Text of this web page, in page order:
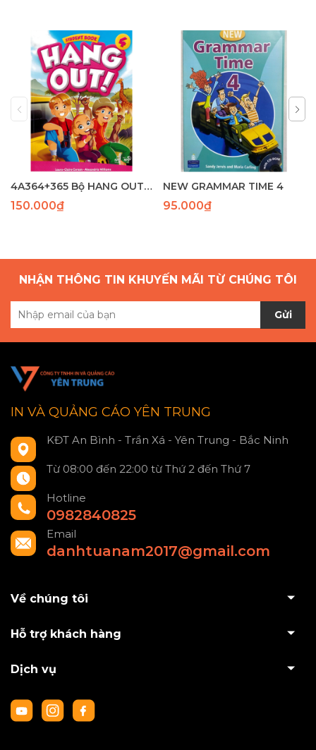
4A364+365 Bộ HANG OUT 4 (SB+WB) (120-96) - Laser
150.000₫
NEW GRAMMAR TIME 4
95.000₫
NHẬN THÔNG TIN KHUYẾN MÃI TỪ CHÚNG TÔI
Gửi
IN VÀ QUẢNG CÁO YÊN TRUNG
KĐT An Bình - Trần Xá - Yên Trung - Bắc Ninh
Từ 08:00 đến 22:00 từ Thứ 2 đến Thứ 7
Hotline
0982840825
Email
danhtuanam2017@gmail.com
Về chúng tôi
Hỗ trợ khách hàng
Dịch vụ